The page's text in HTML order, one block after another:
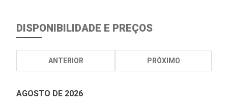
DISPONIBILIDADE E PREÇOS
ANTERIOR PRÓXIMO
AGOSTO DE 2026